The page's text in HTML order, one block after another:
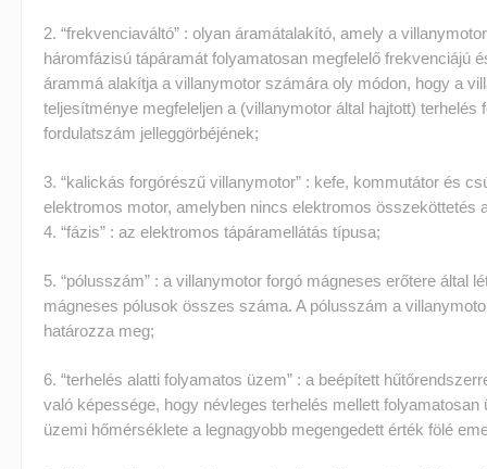
2. “frekvenciaváltó” : olyan áramátalakító, amely a
háromfázisú tápáramát folyamatosan megfelelő frekvenciájú
árammá alakítja a villanymotor számára oly módon, hogy a
teljesítménye megfeleljen a (villanymotor által hajtott) terhelés
fordulatszám jelleggörbéjének;
3. “kalickás forgórészű villanymotor” : kefe, kommutátor és
elektromos motor, amelyben nincs elektromos összeköttetés
4. “fázis” : az elektromos tápáramellátás típusa;
5. “pólusszám” : a villanymotor forgó mágneses erőtere által
mágneses pólusok összes száma. A pólusszám a
határozza meg;
6. “terhelés alatti folyamatos üzem” : a beépített
való képessége, hogy névleges terhelés mellett folyamatosan
üzemi hőmérséklete a legnagyobb megengedett érték fölé